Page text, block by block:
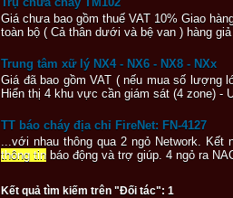
Giá chưa bao gồm thuế VAT 10% Giao
toàn bộ ( Cả thân dưới và bệ van ) hàng
Trung tâm xữ lý NX4 - NX6 - NX8 - NXx
Giá đã bao gồm VAT ( nếu mua số
Hiển thị 4 khu vực cần giám sát (4 zone) -
TT báo cháy địa chỉ FireNet: FN-4127
...với nhau thông qua 2 ngỏ Network.
thông tin báo động và trợ giúp. 4 ngỏ ra
Kết quả tìm kiếm trên "Đối tác": 1